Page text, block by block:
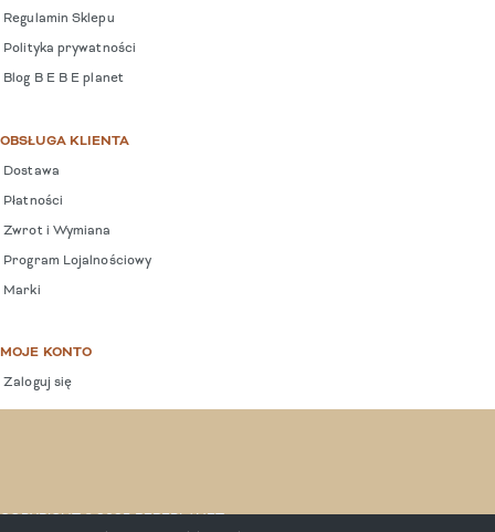
Regulamin Sklepu
Polityka prywatności
Blog B E B E planet
OBSŁUGA KLIENTA
Dostawa
Płatności
Zwrot i Wymiana
Program Lojalnościowy
Marki
MOJE KONTO
Zaloguj się
COPYRIGHT © 2025 BEBEPLANET.